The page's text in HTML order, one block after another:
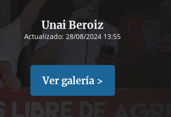
Unai Beroiz
Actualizado: 28/08/2024 13:55
Ver galería >